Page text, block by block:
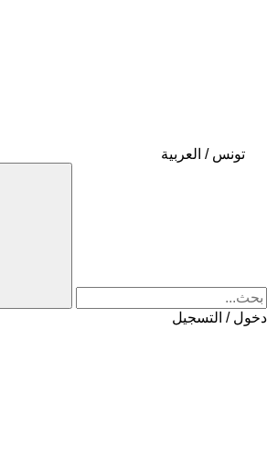
تونس / العربية
دخول / التسجيل